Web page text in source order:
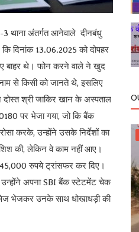
थाना अंतर्गत आनेवाले दीनबंधु
दिनांक 13.06.2025 को दोपहर
बाहर थे। फोन करने वाले ने खुद
से किसी को जानते थे, इसलिए
श्री जाकिर खान के अस्पताल
पर भेजा गया, जो कि बैंक
करके, उन्होंने उसके निर्देशों का
की, लेकिन वे काम नहीं आए।
रुपये ट्रांसफर कर दिए।
अपना SBI बैंक स्टेटमेंट चेक
भेजकर उनके साथ धोखाधड़ी की